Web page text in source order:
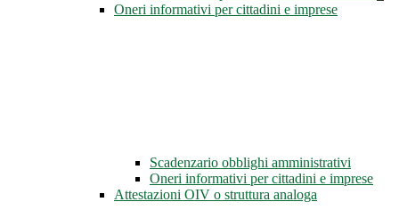
Oneri informativi per cittadini e imprese
Scadenzario obblighi amministrativi
Oneri informativi per cittadini e imprese
Attestazioni OIV o struttura analoga